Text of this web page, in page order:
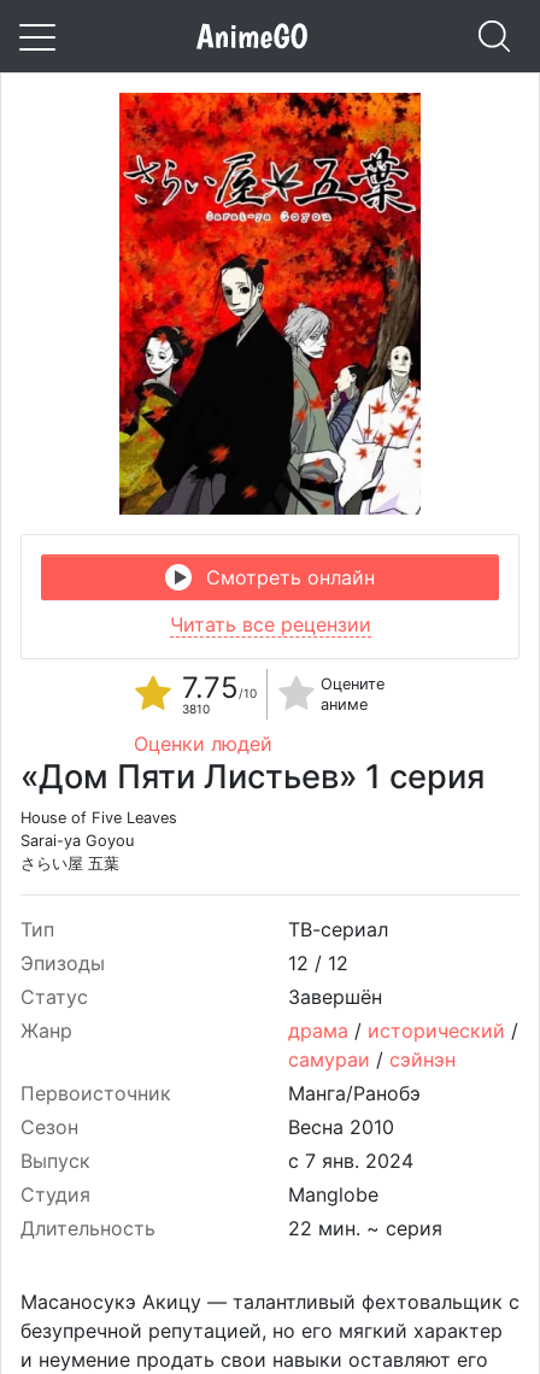
Смотреть онлайн
Читать все рецензии
7.75 /10
3810
Оцените
аниме
Оценки людей
«Дом Пяти Листьев» 1 серия
House of Five Leaves
Sarai-ya Goyou
さらい屋 五葉
Тип
ТВ-сериал
Эпизоды
12 / 12
Статус
Завершён
Жанр
драма / исторический /
самураи / сэйнэн
Первоисточник
Манга/Ранобэ
Сезон
Весна 2010
Выпуск
Студия
Manglobe
Длительность
22 мин. ~ серия
Масаносукэ Акицу — талантливый фехтовальщик с
безупречной репутацией, но его мягкий характер
и неумение продать свои навыки оставляют его